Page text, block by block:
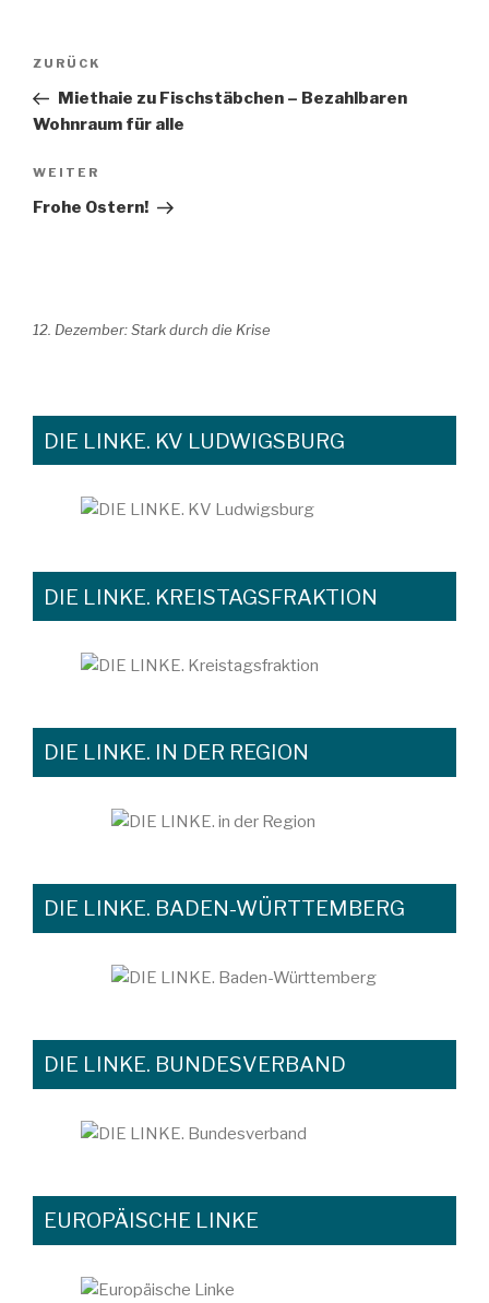
Beitragsnavigation
Vorheriger
Beitrag
ZURÜCK
Miethaie zu Fischstäbchen – Bezahlbaren
Wohnraum für alle
Nächster
Beitrag
WEITER
Frohe Ostern!
12. Dezember: Stark durch die Krise
DIE LINKE. KV LUDWIGSBURG
DIE LINKE. KREISTAGSFRAKTION
DIE LINKE. IN DER REGION
DIE LINKE. BADEN-WÜRTTEMBERG
DIE LINKE. BUNDESVERBAND
EUROPÄISCHE LINKE